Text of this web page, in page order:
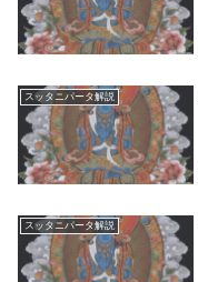
スッタニパータ解説
スッタニパータ解説